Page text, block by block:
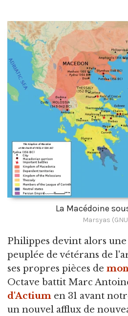
La Macédoine
Marsyas
Philippes devint alors
peuplée de vétérans de
ses propres pièces de
Octave battit Marc
d'Actium en 31 avant
un nouvel afflux de